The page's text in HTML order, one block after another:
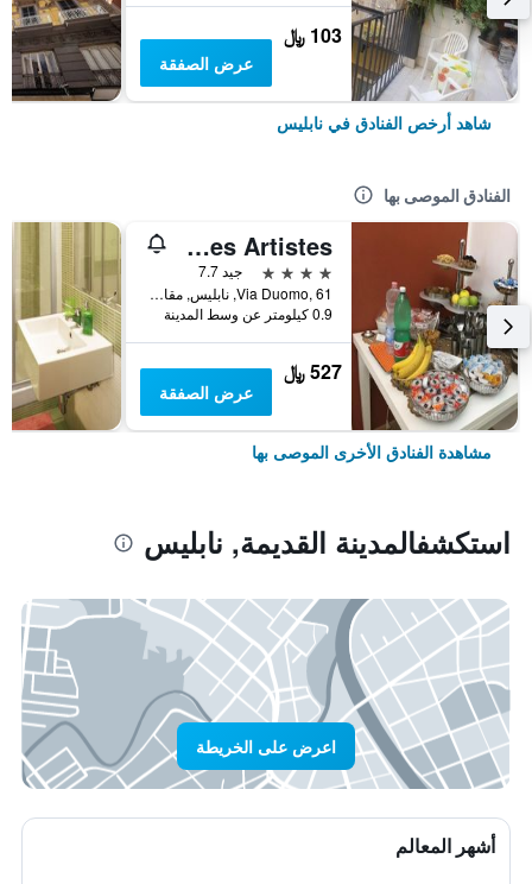
103 ﷼
عرض الصفقة
شاهد أرخص الفنادق في نابليس
الفنادق الموصى بها
Hotel Des Artistes
4 نجوم
جيد 7.7
Via Duomo, 61, نابليس, مقاطعة نابولي, إيطاليا
0.9 كيلومتر عن وسط المدينة
527 ﷼
عرض الصفقة
مشاهدة الفنادق الأخرى الموصى بها
استكشفالمدينة القديمة, نابليس
اعرض على الخريطة
أشهر المعالم